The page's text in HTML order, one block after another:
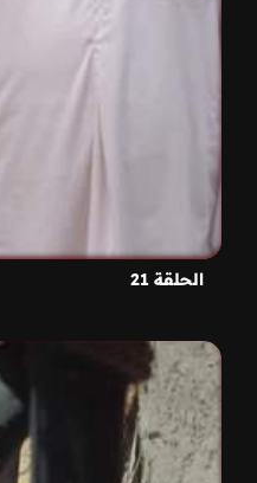
الحلقة 21